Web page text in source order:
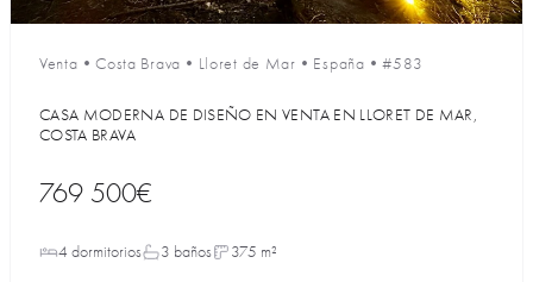
Venta •Costa Brava • Lloret de Mar • España •#583
CASA MODERNA DE DISEÑO EN VENTA EN LLORET DE MAR,
COSTA BRAVA
769 500€
4 dormitorios 3 baños 375 m²